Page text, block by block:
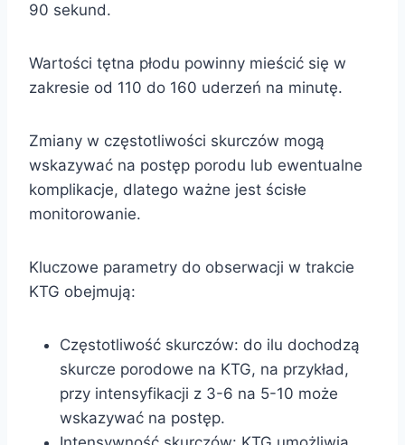
90 sekund.
Wartości tętna płodu powinny mieścić się w
zakresie od 110 do 160 uderzeń na minutę.
Zmiany w częstotliwości skurczów mogą
wskazywać na postęp porodu lub ewentualne
komplikacje, dlatego ważne jest ścisłe
monitorowanie.
Kluczowe parametry do obserwacji w trakcie
KTG obejmują:
Częstotliwość skurczów: do ilu dochodzą
skurcze porodowe na KTG, na przykład,
przy intensyfikacji z 3-6 na 5-10 może
wskazywać na postęp.